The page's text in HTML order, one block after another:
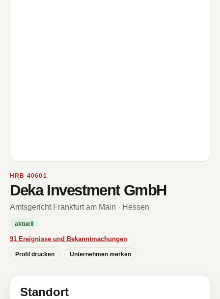
HRB 40601
Deka Investment GmbH
Amtsgericht Frankfurt am Main · Hessen
aktuell
91 Ereignisse und Bekanntmachungen
Profil drucken Unternehmen merken
Standort